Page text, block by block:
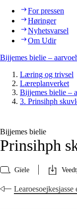
For pressen
Høringer
Nyhetsvarsel
Om Udir
Bijjemes bielie –
Læring og trivsel
Læreplanverket
Bijjemes bielie –
3. Prinsihph
Bijjemes bielie
Prinsihph
Gïele